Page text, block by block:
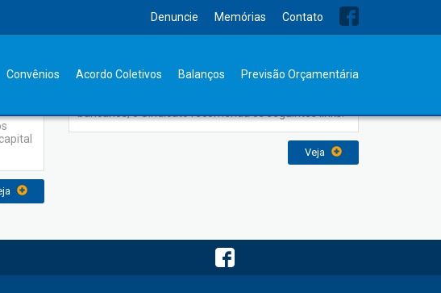
Denuncie Memórias Contato
Convênios Acordo Coletivos Balanços Previsão Orçamentária
bancários, o Sindicato recomenda os seguintes links:
Veja